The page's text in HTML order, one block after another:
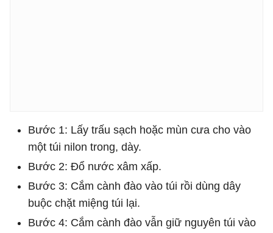
Bước 1: Lấy trấu sạch hoặc mùn cưa cho vào
một túi nilon trong, dày.
Bước 2: Đổ nước xâm xấp.
Bước 3: Cắm cành đào vào túi rồi dùng dây
buộc chặt miệng túi lại.
Bước 4: Cắm cành đào vẫn giữ nguyên túi vào